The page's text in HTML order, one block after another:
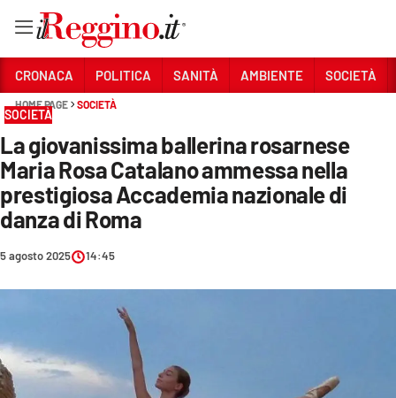
Sezioni
CRONACA
POLITICA
SANITÀ
AMBIENTE
ECONOMIA E LAVORO
CRONACA POLITICA SANITÀ AMBIENTE SOCIETÀ
HOME PAGE SOCIETÀ
SOCIETÀ
La giovanissima ballerina rosarnese
Maria Rosa Catalano ammessa nella
prestigiosa Accademia nazionale di
danza di Roma
5 agosto 2025 14:45